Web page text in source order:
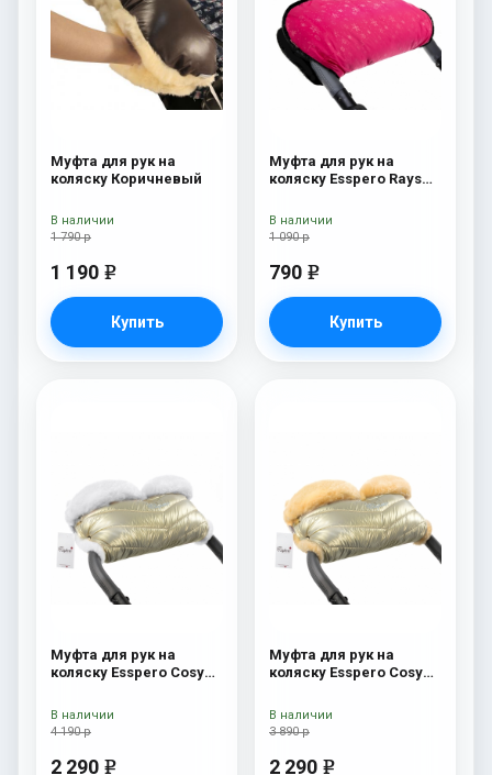
Муфта для рук на
коляску Коричневый
1 790 р
1 190 e
Купить
В наличии
Муфта для рук на
коляску Esspero Rays
1 090 р
790 e
Купить
В наличии
Муфта для рук на
коляску Esspero Cosy
4 190 р
2 290 e
В наличии
Муфта для рук на
коляску Esspero Cosy
3 890 р
2 290 e
В наличии